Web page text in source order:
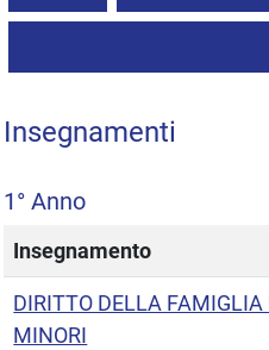
Insegnamenti
1° Anno
Insegnamento
DIRITTO DELLA FAMIGLIA
MINORI